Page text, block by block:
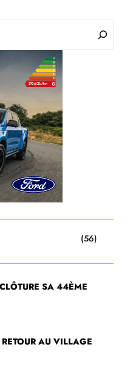
(56)
SA 44ÈME
AU VILLAGE